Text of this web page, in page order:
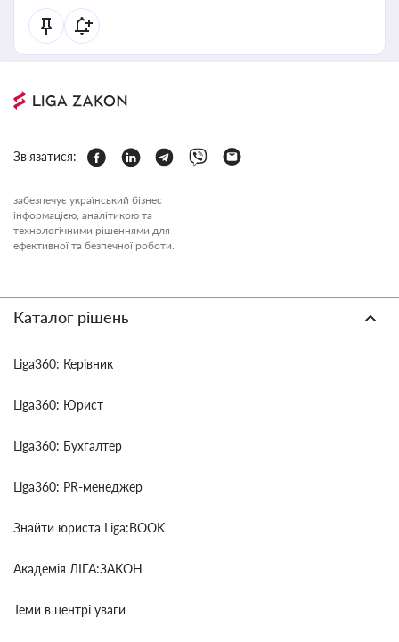
Зв'язатися:
забезпечує український бізнес
інформацією, аналітикою та
технологічними рішеннями для
ефективної та безпечної роботи.
Каталог рішень
Liga360: Керівник
Liga360: Юрист
Liga360: Бухгалтер
Liga360: PR-менеджер
Знайти юриста Liga:BOOK
Академія ЛІГА:ЗАКОН
Теми в центрі уваги